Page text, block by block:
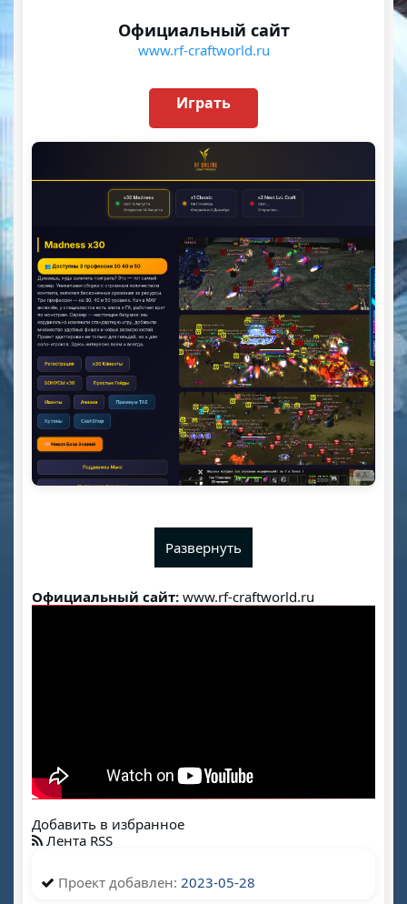
Официальный сайт
www.rf-craftworld.ru
Играть
Развернуть
Официальный сайт: www.rf-craftworld.ru
Добавить в избранное
Лента RSS
Проект добавлен: 2023-05-28